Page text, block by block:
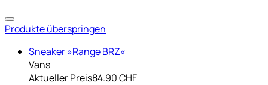
Produkte überspringen
Sneaker »Range BRZ«
Vans
Aktueller Preis84.90 CHF